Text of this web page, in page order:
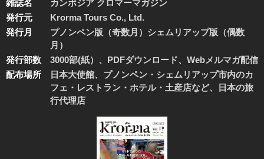
雑誌名
カンボジア クロマーマガジン
発行元
Krorma Tours Co., Ltd.
発行月
プノンペン版（奇数月）シェムリアップ版（偶数
月）
発行部数
3000部(紙）、PDFダウンロード、Webメルマガ配信
配布場所
日本大使館、プノンペン・シェムリアップ市内のカ
フェ・レストラン・ホテル・土産店など、日本の旅
行代理店